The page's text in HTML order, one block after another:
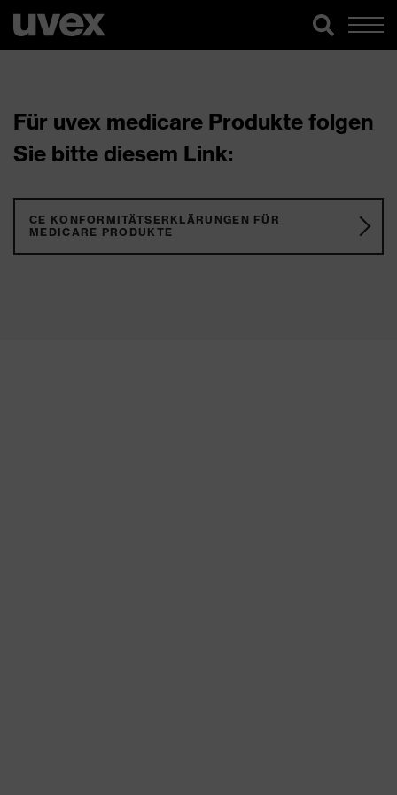
Für uvex medicare Produkte folgen
Sie bitte diesem Link:
CE KONFORMITÄTSERKLÄRUNGEN FÜR
MEDICARE PRODUKTE